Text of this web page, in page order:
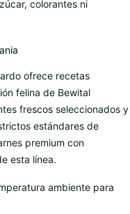
colorantes ni
ofrece recetas
felina de Bewital
frescos seleccionados y
estándares de
premium con
esta línea.
ambiente para